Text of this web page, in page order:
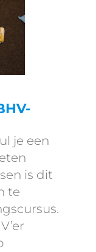
je een
is dit
te